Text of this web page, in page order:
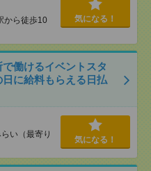
から徒歩10
気になる！
働けるイベントスタ
に給料もらえる日払
い（最寄り
気になる！